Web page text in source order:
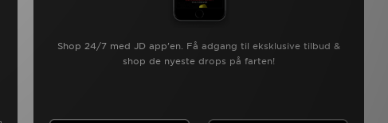
Shop 24/7 med JD app'en. Få adgang til eksklusive tilbud &
shop de nyeste drops på farten!